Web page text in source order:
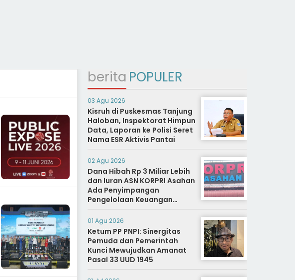
berita POPULER
03 Agu 2026
Kisruh di Puskesmas Tanjung
Haloban, Inspektorat Himpun
Data, Laporan ke Polisi Seret
Nama ESR Aktivis Pantai
02 Agu 2026
Dana Hibah Rp 3 Miliar Lebih
dan Iuran ASN KORPRI Asahan
Ada Penyimpangan
Pengelolaan Keuangan
Dipertanyakan, Aparat
Diminta Segera Usut
01 Agu 2026
Ketum PP PNPI: Sinergitas
Pemuda dan Pemerintah
Kunci Mewujudkan Amanat
Pasal 33 UUD 1945